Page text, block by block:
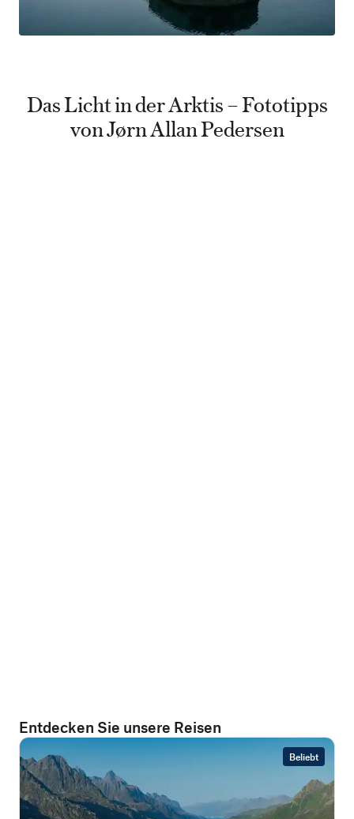
Das Licht in der Arktis – Fototipps
von Jørn Allan Pedersen
Entdecken Sie unsere Reisen
Beliebt